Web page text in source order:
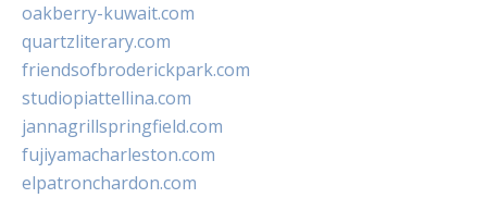
oakberry-kuwait.com
quartzliterary.com
friendsofbroderickpark.com
studiopiattellina.com
jannagrillspringfield.com
fujiyamacharleston.com
elpatronchardon.com